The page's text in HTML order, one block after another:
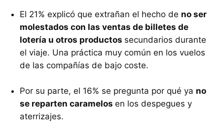
El 21% explicó que extrañan el hecho de no ser
molestados con las ventas de billetes de
lotería u otros productos secundarios durante
el viaje. Una práctica muy común en los vuelos
de las compañías de bajo coste.
Por su parte, el 16% se pregunta por qué ya no
se reparten caramelos en los despegues y
aterrizajes.